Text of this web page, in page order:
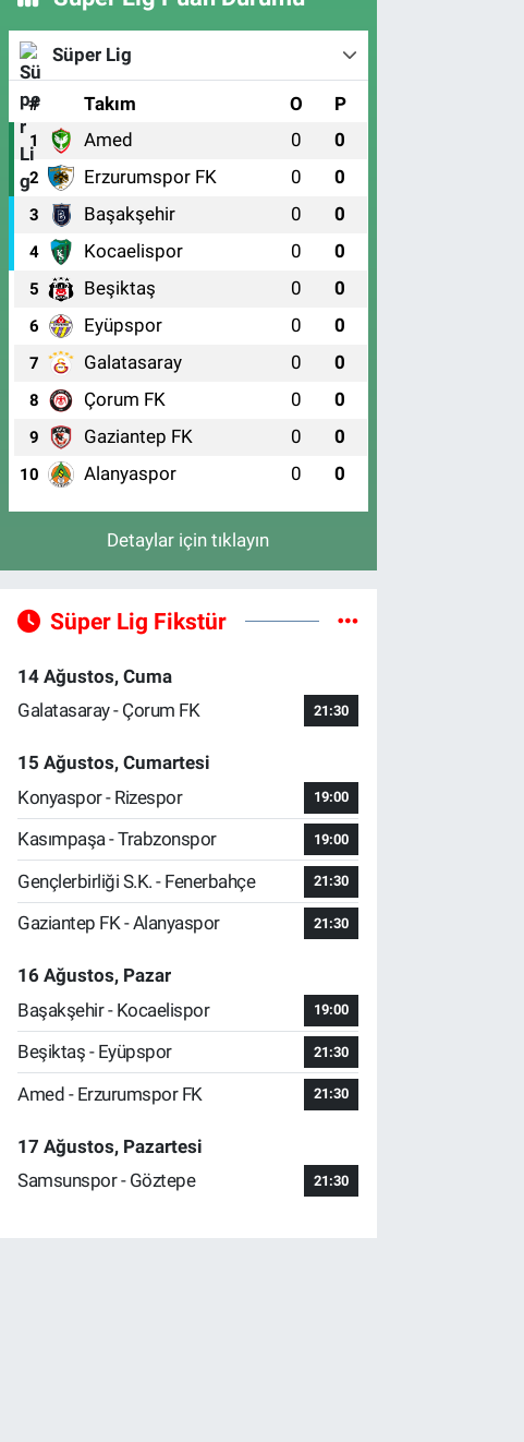
Süper Lig
# Takım O P
1 Amed 0 0
2 Erzurumspor FK 0 0
3 Başakşehir 0 0
4 Kocaelispor 0 0
5 Beşiktaş 0 0
6 Eyüpspor 0 0
7 Galatasaray 0 0
8 Çorum FK 0 0
9 Gaziantep FK 0 0
10 Alanyaspor 0 0
Detaylar için tıklayın
Süper Lig Fikstür
14 Ağustos, Cuma
Galatasaray - Çorum FK
21:30
15 Ağustos, Cumartesi
Konyaspor - Rizespor
19:00
Kasımpaşa - Trabzonspor 19:00
Gençlerbirliği S.K. - Fenerbahçe 21:30
Gaziantep FK - Alanyaspor 21:30
16 Ağustos, Pazar
Başakşehir - Kocaelispor
19:00
Beşiktaş - Eyüpspor 21:30
Amed - Erzurumspor FK 21:30
17 Ağustos, Pazartesi
Samsunspor - Göztepe
21:30